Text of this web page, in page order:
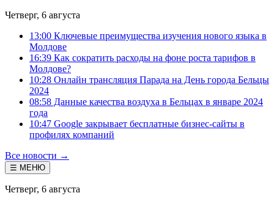
Четверг, 6 августа
13:00 Ключевые преимущества изучения нового языка в
Молдове
16:39 Как сократить расходы на фоне роста тарифов в
Молдове?
10:28 Онлайн трансляция Парада на День города Бельцы
2024
08:58 Данные качества воздуха в Бельцах в январе 2024
года
10:47 Google закрывает бесплатные бизнес-сайты в
профилях компаний
Все новости →
☰ МЕНЮ
Четверг, 6 августа